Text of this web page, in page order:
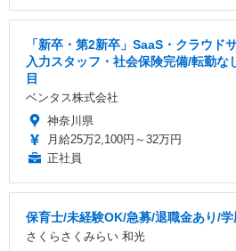
「新卒・第2新卒」SaaS・クラウド
入力スタッフ・社会保険完備/転勤な
目
ベンタス株式会社
神奈川県
月給25万2,100円～32万円
正社員
保育士/未経験OK/急募/退職金あり/
さくらさくみらい 和光